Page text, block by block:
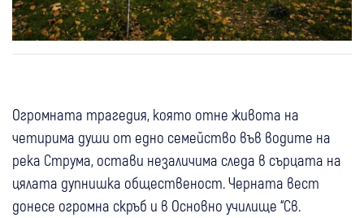
Огромната трагедия, която отне живота на
четирима души от едно семейство във водите на
река Струма, остави незаличима следа в сърцата на
цялата дупнишка общественост. Черната вест
донесе огромна скръб и в Основно училище “Св.